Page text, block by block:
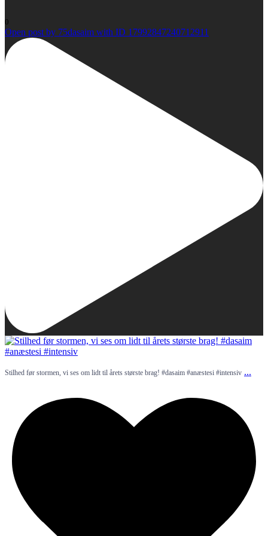
0
Open post by 75dasaim with ID 17992847240712911
Stilhed før stormen, vi ses om lidt til årets største brag! #dasaim #anæstesi #intensiv ...